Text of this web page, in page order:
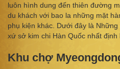
luôn hình dung đến thiên đường
du khách với bao la những mặt
phụ kiện khác. Dưới đây là
xứ sở kim chi Hàn Quốc nhất
Khu chợ